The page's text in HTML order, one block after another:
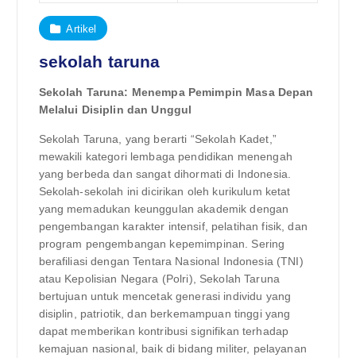
Artikel
sekolah taruna
Sekolah Taruna: Menempa Pemimpin Masa Depan
Melalui Disiplin dan Unggul
Sekolah Taruna, yang berarti “Sekolah Kadet,”
mewakili kategori lembaga pendidikan menengah
yang berbeda dan sangat dihormati di Indonesia.
Sekolah-sekolah ini dicirikan oleh kurikulum ketat
yang memadukan keunggulan akademik dengan
pengembangan karakter intensif, pelatihan fisik, dan
program pengembangan kepemimpinan. Sering
berafiliasi dengan Tentara Nasional Indonesia (TNI)
atau Kepolisian Negara (Polri), Sekolah Taruna
bertujuan untuk mencetak generasi individu yang
disiplin, patriotik, dan berkemampuan tinggi yang
dapat memberikan kontribusi signifikan terhadap
kemajuan nasional, baik di bidang militer, pelayanan